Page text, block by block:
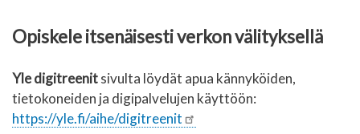
Opiskele itsenäisesti verkon välityksellä
Yle digitreenitsivulta löydät apua kännyköiden,
tietokoneiden ja digipalvelujen käyttöön:
https://yle.fi/aihe/digitreenit